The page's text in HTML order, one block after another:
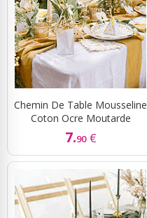
Chemin De Table Mousseline
Coton Ocre Moutarde
7.90 €